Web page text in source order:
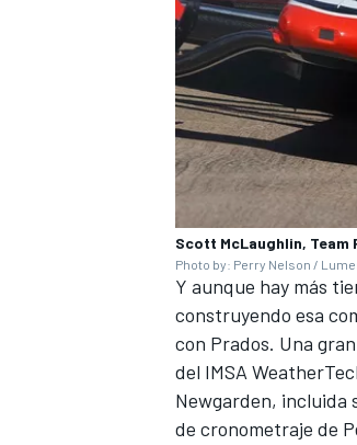
Scott McLaughlin, Team
Photo by: Perry Nelson /
Y aunque hay más
construyendo esa
con Prados. Una
del IMSA
Newgarden, incluida
de cronometraje de